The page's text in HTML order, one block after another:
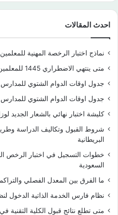
احدث المقالات
نماذج اختبار الرخصة المهنية للمعلمين pdf
متى ينتهي الاضطراري 1445 للمعلمين في السعودية
جدول اوقات الدوام الشتوي للمدارس 1445 الدمام
جدول اوقات الدوام الشتوي للمدارس 1445 حائل
كليشة اختبار نهائي بالشعار الجديد
شروط القبول وتكاليف الدراسة
البريطانية
خطوات التسجيل في اختبار الرخص
السعودية
ما الفرق بين المعدل الفصلي
نظام فارس الخدمة الذاتية الدخول
متى تطلع نتائج قبول الكلية التقنية في